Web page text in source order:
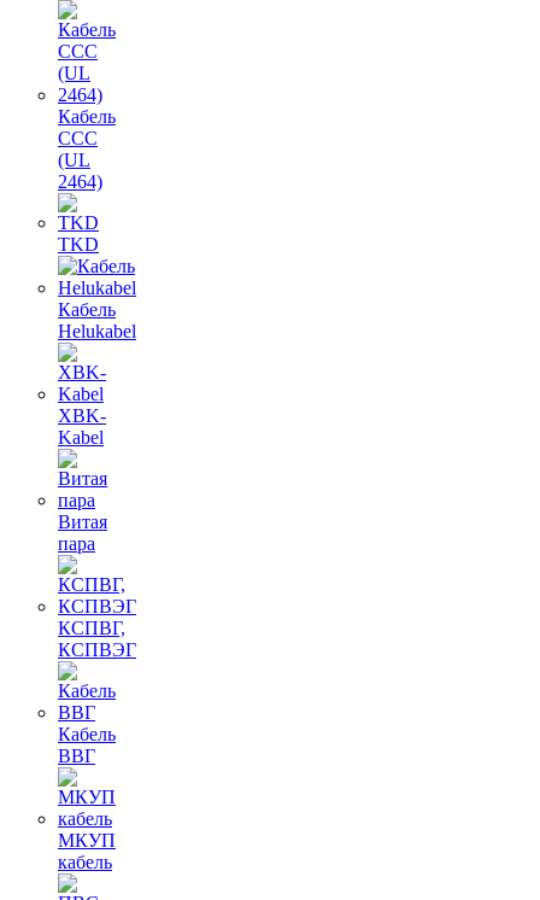
Кабель
CCC
(UL
2464)
TKD
Кабель
Helukabel
XBK-
Kabel
Витая
пара
КСПВГ,
КСПВЭГ
Кабель
ВВГ
МКУП
кабель